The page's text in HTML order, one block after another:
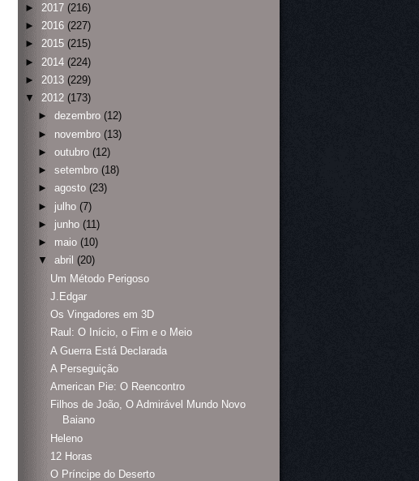
► 2017 (216)
► 2016 (227)
► 2015 (215)
► 2014 (224)
► 2013 (229)
▼
2012 (173)
► dezembro (12)
► novembro (13)
► outubro (12)
► setembro (18)
► agosto (23)
► julho (7)
► junho (11)
► maio (10)
▼
abril (20)
Um Método Perigoso
J.Edgar
Os Vingadores em 3D
Raul: O Início, o Fim e o Meio
A Guerra Está Declarada
A Perseguição
American Pie: O Reencontro
Filhos de João, O Admirável Mundo Novo
Baiano
Heleno
12 Horas
O Príncipe do Deserto